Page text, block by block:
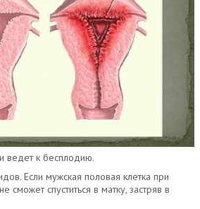
ведет к бесплодию.
Если мужская половая клетка при
спуститься в матку, застряв в